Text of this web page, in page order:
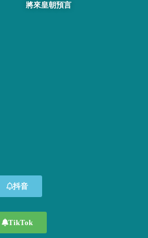
將來皇朝預言
抖音
TikTok